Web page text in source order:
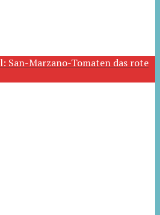
San-Marzano-Tomaten das rote